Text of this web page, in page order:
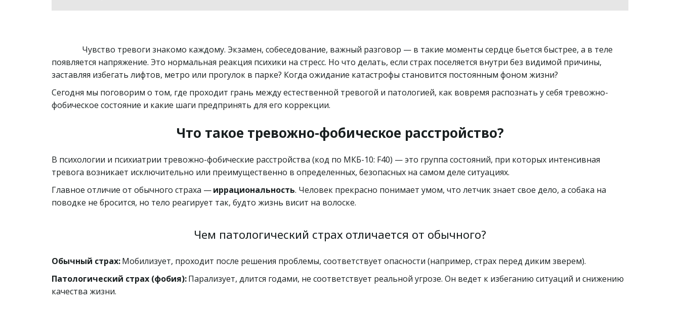
появляется напряжение. Это нормальная реакция психики на стресс. Но что делать, если страх поселяется внутри без видимой причины,
заставляя избегать лифтов, метро или прогулок в парке? Когда ожидание катастрофы становится постоянным фоном жизни?
Сегодня мы поговорим о том, где проходит грань между естественной тревогой и патологией, как вовремя распознать у себя тревожно-
фобическое состояние и какие шаги предпринять для его коррекции.
Что такое тревожно-фобическое расстройство?
В психологии и психиатрии тревожно-фобические расстройства (код по МКБ-10: F40) — это группа состояний, при которых интенсивная
тревога возникает исключительно или преимущественно в определенных, безопасных на самом деле ситуациях.
Главное отличие от обычного страха — иррациональность. Человек прекрасно понимает умом, что летчик знает свое дело, а собака на
поводке не бросится, но тело реагирует так, будто жизнь висит на волоске.
Чем патологический страх отличается от обычного?
Обычный страх: Мобилизует, проходит после решения проблемы, соответствует опасности (например, страх перед диким зверем).
Патологический страх (фобия): Парализует, длится годами, не соответствует реальной угрозе. Он ведет к избеганию ситуаций и снижению
качества жизни.